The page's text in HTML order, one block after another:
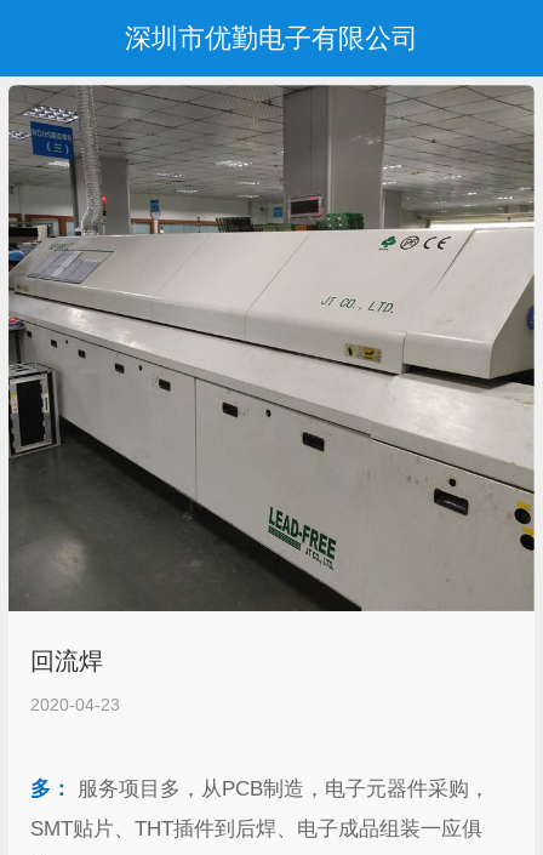
深圳市优勤电子有限公司
回流焊
2020-04-23
多： 服务项目多，从PCB制造，电子元器件采购，
SMT贴片、THT插件到后焊、电子成品组装一应俱